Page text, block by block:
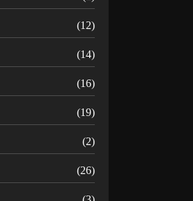
(12)
(14)
(16)
(19)
(2)
(26)